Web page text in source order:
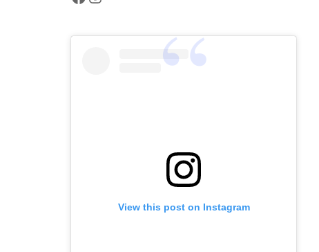
View this post on Instagram